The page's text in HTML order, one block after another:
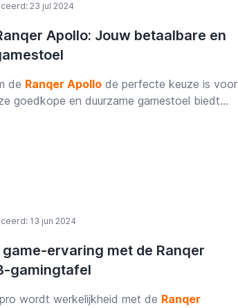
23 jul 2024
Apollo: Jouw betaalbare en
de Ranqer Apollode perfecte keuze is voor
goedkope en duurzame gamestoel biedt
13 jun 2024
ervaring met de Ranqer
gamingtafel
wordt werkelijkheid met de Ranqer